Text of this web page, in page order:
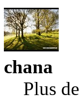
chana
Plus